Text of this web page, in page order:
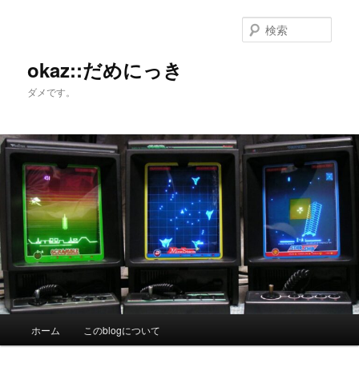
へ
移
移
動
okaz::だめにっき
ダメです。
索
ホーム このblogについて